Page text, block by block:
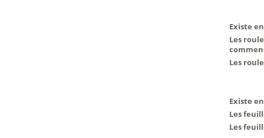
Existe
Les
Les
Existe
Les
Les